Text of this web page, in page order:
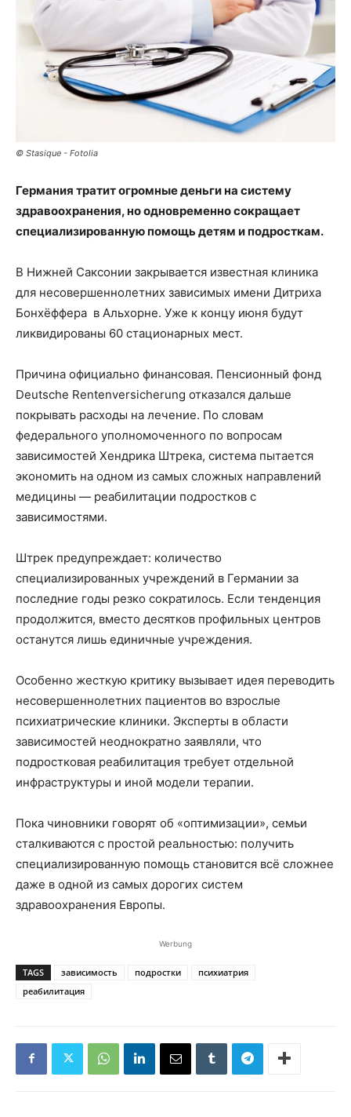
© Stasique - Fotolia
Германия тратит огромные деньги на систему
здравоохранения, но одновременно сокращает
специализированную помощь детям и подросткам.
В Нижней Саксонии закрывается известная клиника
для несовершеннолетних зависимых имени Дитриха
Бонхёффера в Альхорне. Уже к концу июня будут
ликвидированы 60 стационарных мест.
Причина официально финансовая. Пенсионный фонд
Deutsche Rentenversicherung отказался дальше
покрывать расходы на лечение. По словам
федерального уполномоченного по вопросам
зависимостей Хендрика Штрека, система пытается
экономить на одном из самых сложных направлений
медицины — реабилитации подростков с
зависимостями.
Штрек предупреждает: количество
специализированных учреждений в Германии за
последние годы резко сократилось. Если тенденция
продолжится, вместо десятков профильных центров
останутся лишь единичные учреждения.
Особенно жесткую критику вызывает идея переводить
несовершеннолетних пациентов во взрослые
психиатрические клиники. Эксперты в области
зависимостей неоднократно заявляли, что
подростковая реабилитация требует отдельной
инфраструктуры и иной модели терапии.
Пока чиновники говорят об «оптимизации», семьи
сталкиваются с простой реальностью: получить
специализированную помощь становится всё сложнее
даже в одной из самых дорогих систем
здравоохранения Европы.
Werbung
TAGS зависимость подростки
психиатрия
реабилитация